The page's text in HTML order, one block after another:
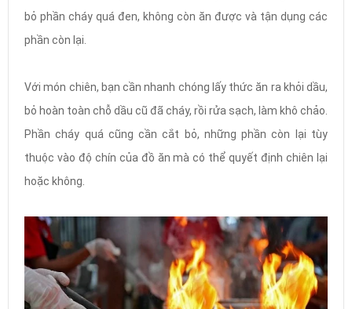
bỏ phần cháy quá đen, không còn ăn được và tận dụng các
phần còn lại.
Với món chiên, bạn cần nhanh chóng lấy thức ăn ra khỏi dầu,
bỏ hoàn toàn chỗ dầu cũ đã cháy, rồi rửa sạch, làm khô chảo.
Phần cháy quá cũng cần cắt bỏ, những phần còn lại tùy
thuộc vào độ chín của đồ ăn mà có thể quyết định chiên lại
hoặc không.